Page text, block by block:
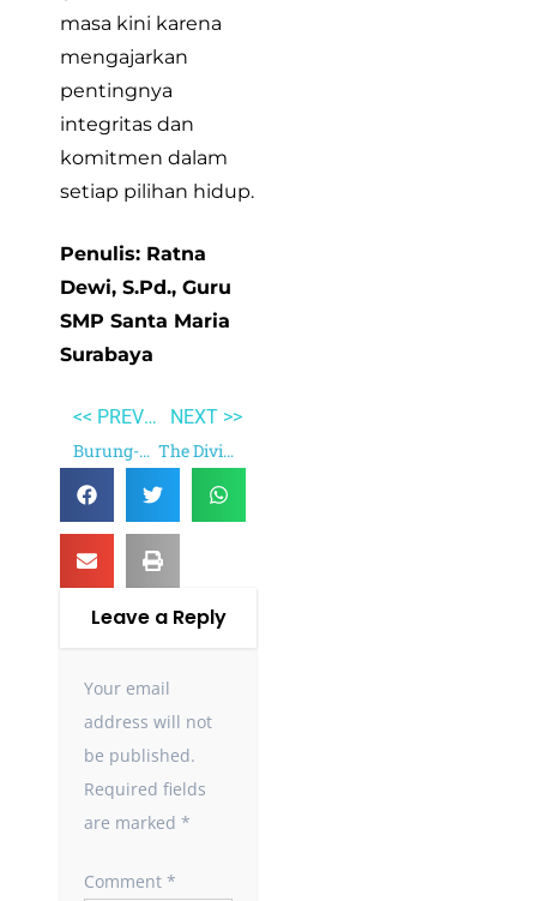
masa kini karena
mengajarkan
pentingnya
integritas dan
komitmen dalam
setiap pilihan hidup.
Penulis: Ratna
Dewi, S.Pd., Guru
SMP Santa Maria
Surabaya
<< PREVIOUS
Burung-burung Manyar
NEXT >>
The Divine Comedy
Leave a Reply
Your email
address will not
be published.
Required fields
are marked *
Comment *